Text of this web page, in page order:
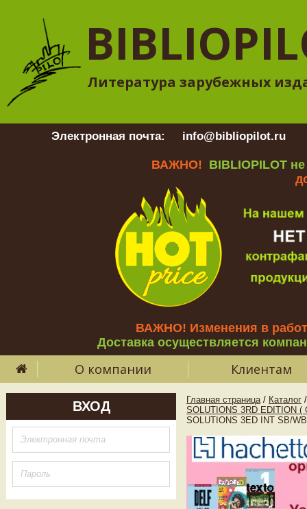
Литература зарубежных
Электронная почта: info@bibliopilot.ru
ВАЖНО! BIBLIOPILOT
ВАЖНО! Изменения в
Доставка осуществляется
О компании Клиентам
ВХОД Главная страница / Каталог /
SOLUTIONS 3RD EDITION
SOLUTIONS 3ED INT SB/